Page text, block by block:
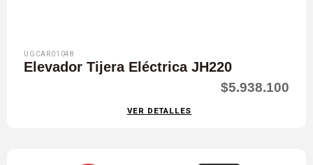
UGCAR01048
Elevador Tijera Eléctrica JH220
$5.938.100
VER DETALLES